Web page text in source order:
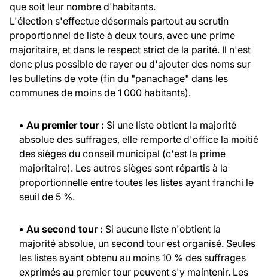
que soit leur nombre d'habitants.
L'élection s'effectue désormais partout au scrutin
proportionnel de liste à deux tours, avec une prime
majoritaire, et dans le respect strict de la parité. Il n'est
donc plus possible de rayer ou d'ajouter des noms sur
les bulletins de vote (fin du "panachage" dans les
communes de moins de 1 000 habitants).
• Au premier tour : Si une liste obtient la majorité
absolue des suffrages, elle remporte d'office la moitié
des sièges du conseil municipal (c'est la prime
majoritaire). Les autres sièges sont répartis à la
proportionnelle entre toutes les listes ayant franchi le
seuil de 5 %.
• Au second tour : Si aucune liste n'obtient la
majorité absolue, un second tour est organisé. Seules
les listes ayant obtenu au moins 10 % des suffrages
exprimés au premier tour peuvent s'y maintenir. Les